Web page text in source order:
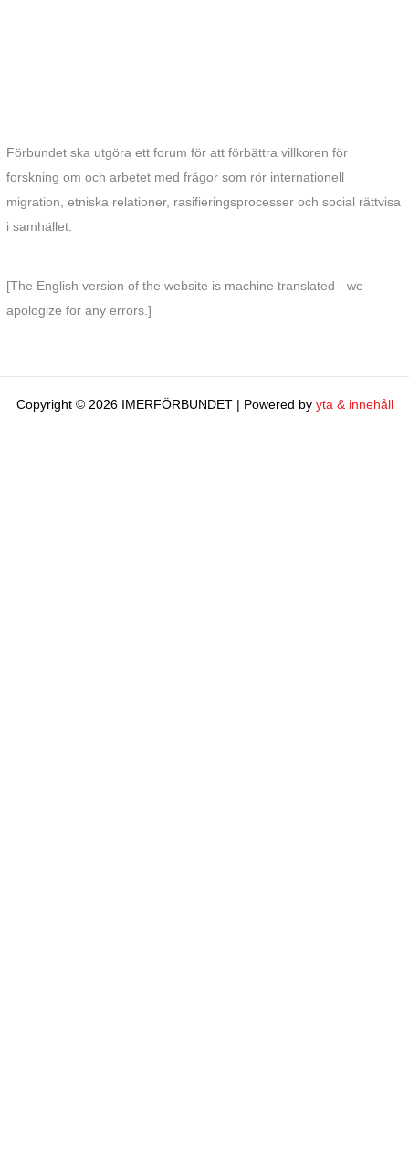
Förbundet ska utgöra ett forum för att förbättra villkoren för
forskning om och arbetet med frågor som rör internationell
migration, etniska relationer, rasifieringsprocesser och social rättvisa
i samhället.
[The English version of the website is machine translated - we
apologize for any errors.]
Copyright © 2026 IMERFÖRBUNDET | Powered by yta & innehåll